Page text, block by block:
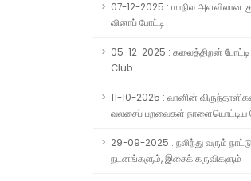
07-12-2025 : மாநில அளவிலான
வினாப் போட்டி
05-12-2025 : கலைத்திறன் போட்டி
Club
11-10-2025 : வானின்
வலசைப் பறவைகள் நாளையொட்டிய
29-09-2025 : நலிந்து வரும்
நடனங்களும், இசைக் கருவிகளும்